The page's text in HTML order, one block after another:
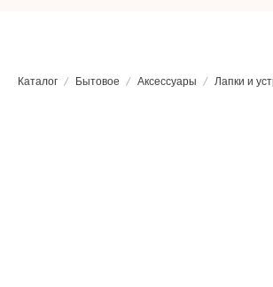
Каталог Бытовое Аксессуары Лапки и